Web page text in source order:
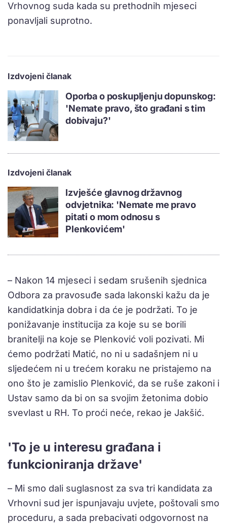
Vrhovnog suda kada su prethodnih mjeseci
ponavljali suprotno.
Izdvojeni članak
Oporba o poskupljenju dopunskog:
'Nemate pravo, što građani s tim
dobivaju?'
Izdvojeni članak
Izvješće glavnog državnog
odvjetnika: 'Nemate me pravo
pitati o mom odnosu s
Plenkovićem'
– Nakon 14 mjeseci i sedam srušenih sjednica
Odbora za pravosuđe sada lakonski kažu da je
kandidatkinja dobra i da će je podržati. To je
ponižavanje institucija za koje su se borili
branitelji na koje se Plenković voli pozivati. Mi
ćemo podržati Matić, no ni u sadašnjem ni u
sljedećem ni u trećem koraku ne pristajemo na
ono što je zamislio Plenković, da se ruše zakoni i
Ustav samo da bi on sa svojim žetonima dobio
svevlast u RH. To proći neće, rekao je Jakšić.
'To je u interesu građana i
funkcioniranja države'
– Mi smo dali suglasnost za sva tri kandidata za
Vrhovni sud jer ispunjavaju uvjete, poštovali smo
proceduru, a sada prebacivati odgovornost na